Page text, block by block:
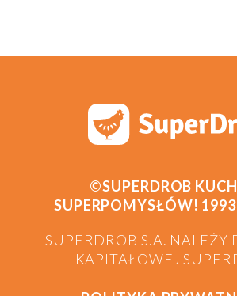
©SUPERDROB
SUPERPOMYSŁÓW! 1993
SUPERDROB S.A. NALEŻY
KAPITAŁOWEJ